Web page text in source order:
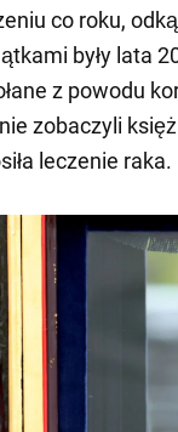
co roku,
były lata
z powodu
zobaczyli
leczenie raka.